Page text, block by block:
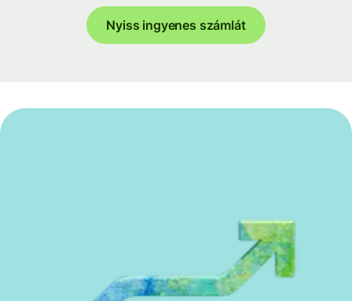
Nyiss ingyenes számlát